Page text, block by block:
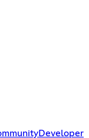
Developer